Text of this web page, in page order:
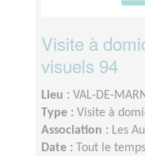
Visite à
visuels 94
Lieu : VAL-DE-
Type : Visite à
Association : Les
Date :
Tout le temps